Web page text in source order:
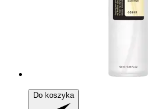
Do koszyka